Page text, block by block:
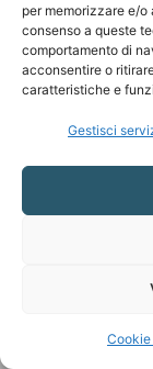
per memorizzare e/
consenso a queste
comportamento di
acconsentire o
caratteristiche e
Gestisci